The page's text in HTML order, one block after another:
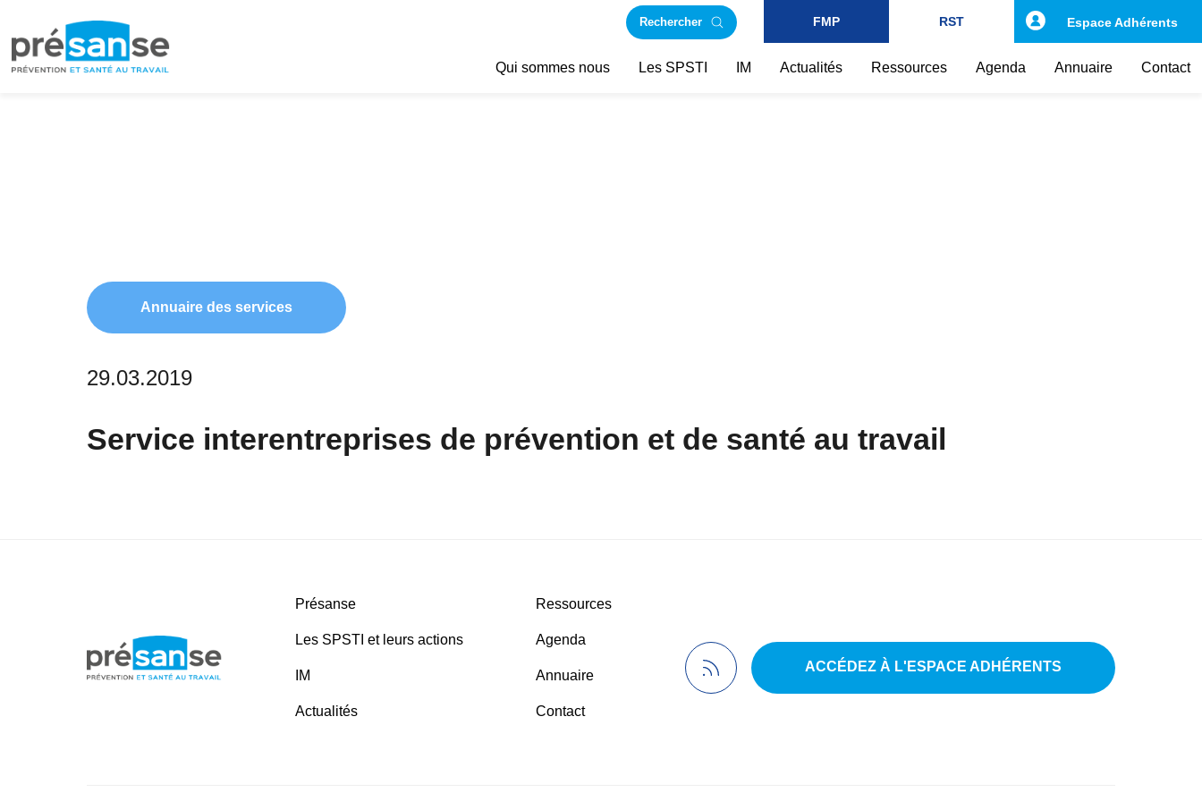
la
au
contenu
Rechercher FMP RST
Qui sommes nous Les SPSTI IM Actualités Ressources Agenda Annuaire Contact
Espace Adhérents
Annuaire des services
29.03.2019
Service interentreprises de prévention et de santé au travail
Présanse
Les SPSTI et leurs actions
IM
Actualités
Ressources
Agenda
Annuaire
Contact
ACCÉDEZ À L'ESPACE ADHÉRENTS